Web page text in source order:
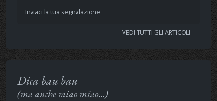
Inviaci la tua segnalazione
VEDI TUTTI GLI ARTICOLI
Dica bau bau
(ma anche miao miao...)